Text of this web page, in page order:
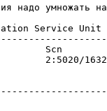
надо умножать
Service
2:5020/